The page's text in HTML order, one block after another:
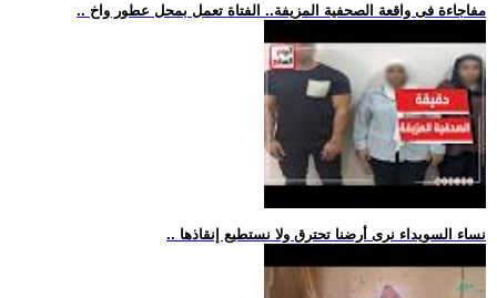
.. مفاجاءة فى واقعة الصحفية المزيفة.. الفتاة تعمل بمحل عطور واخ
.. نساء السويداء نرى أرضنا تحترق ولا نستطيع إنقاذها